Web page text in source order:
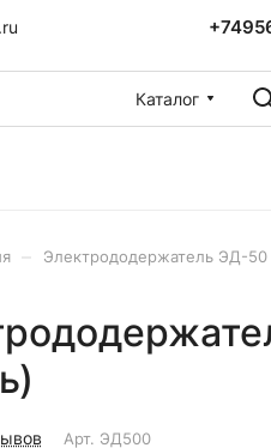
Каталог
Электрододержатель ЭД-50
Арт. ЭД500